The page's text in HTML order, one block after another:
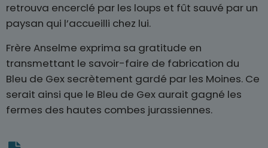
retrouva encerclé par les loups et fût sauvé par un
paysan qui l’accueilli chez lui.
Frère Anselme exprima sa gratitude en
transmettant le savoir-faire de fabrication du
Bleu de Gex secrètement gardé par les Moines. Ce
serait ainsi que le Bleu de Gex aurait gagné les
fermes des hautes combes jurassiennes.